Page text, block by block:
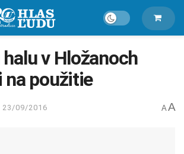
v Hložanoch
na použitie
23/09/2016 A A